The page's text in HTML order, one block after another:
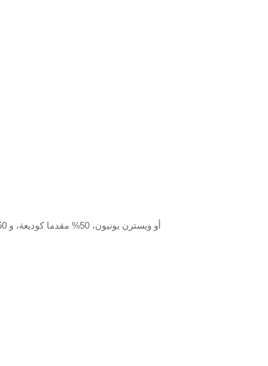
T/T أو ويسترن يونيون، 50% مقدما كوديعة، و 50% الرصيد المدفوع قبل التسليم